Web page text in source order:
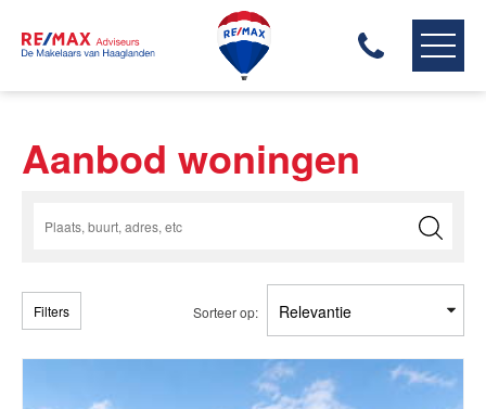
ONS AANBOD
ONZE MAKELAARS
ONZE EXPERTISES
ONZE DIENSTEN
CONTACT
Aanbod woningen
Filters Sorteer op: